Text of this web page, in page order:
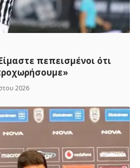
πεπεισμένοι ότι
2026